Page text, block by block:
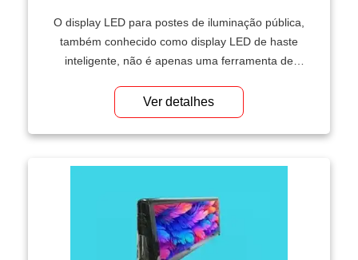
O display LED para postes de iluminação pública,
também conhecido como display LED de haste
inteligente, não é apenas uma ferramenta de
desenvolvimento urbano. As luminárias
tradicionais atendem às necessidades de
iluminação, e as telas LED de haste inteligente
e funcionalidades na cidade.
Ver detalhes